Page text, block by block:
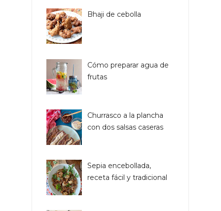
Bhaji de cebolla
Cómo preparar agua de
frutas
Churrasco a la plancha
con dos salsas caseras
Sepia encebollada,
receta fácil y tradicional